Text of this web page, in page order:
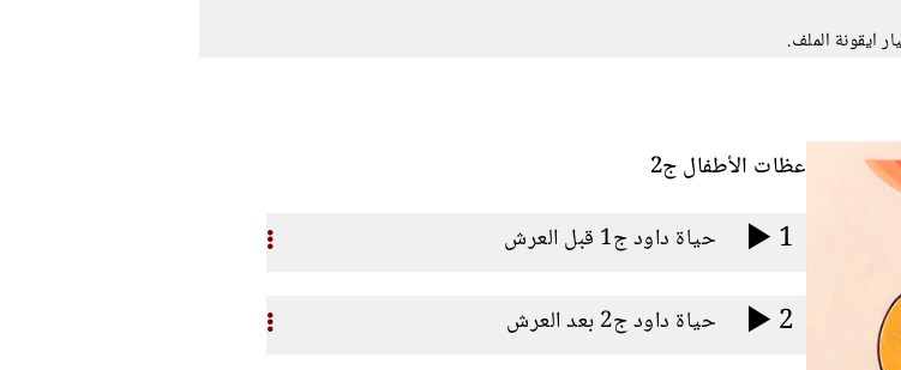
عظات الأطفال ج2
1 حياة داود ج1 قبل العرش
2 حياة داود ج2 بعد العرش